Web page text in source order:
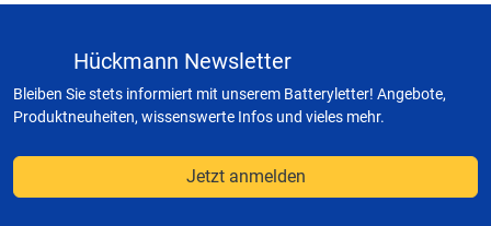
Hückmann Newsletter
Bleiben Sie stets informiert mit unserem Batteryletter! Angebote,
Produktneuheiten, wissenswerte Infos und vieles mehr.
Jetzt anmelden